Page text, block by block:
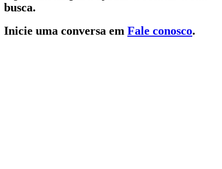
busca.
Inicie uma conversa em Fale conosco.